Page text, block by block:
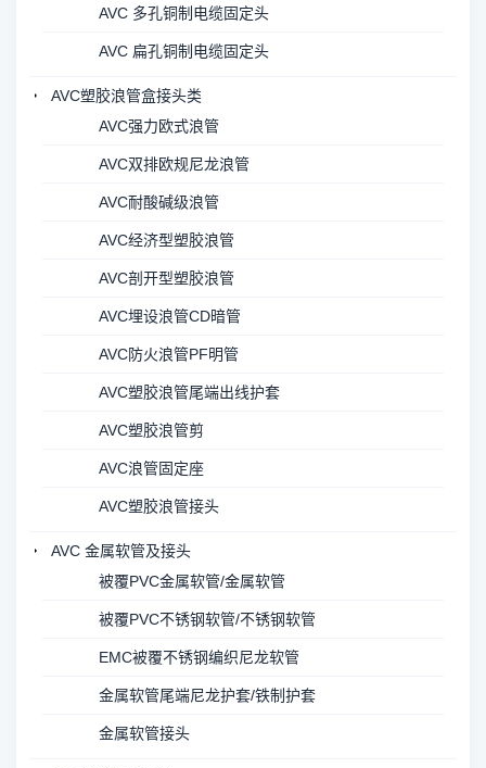
AVC 多孔铜制电缆固定头
AVC 扁孔铜制电缆固定头
AVC塑胶浪管盒接头类
AVC强力欧式浪管
AVC双排欧规尼龙浪管
AVC耐酸碱级浪管
AVC经济型塑胶浪管
AVC剖开型塑胶浪管
AVC埋设浪管CD暗管
AVC防火浪管PF明管
AVC塑胶浪管尾端出线护套
AVC塑胶浪管剪
AVC浪管固定座
AVC塑胶浪管接头
AVC 金属软管及接头
被覆PVC金属软管/金属软管
被覆PVC不锈钢软管/不锈钢软管
EMC被覆不锈钢编织尼龙软管
金属软管尾端尼龙护套/铁制护套
金属软管接头